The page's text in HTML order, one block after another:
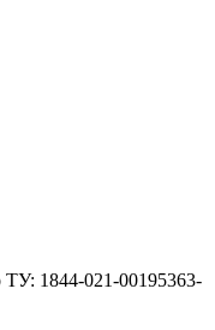
ТУ: 1844-021-00195363-